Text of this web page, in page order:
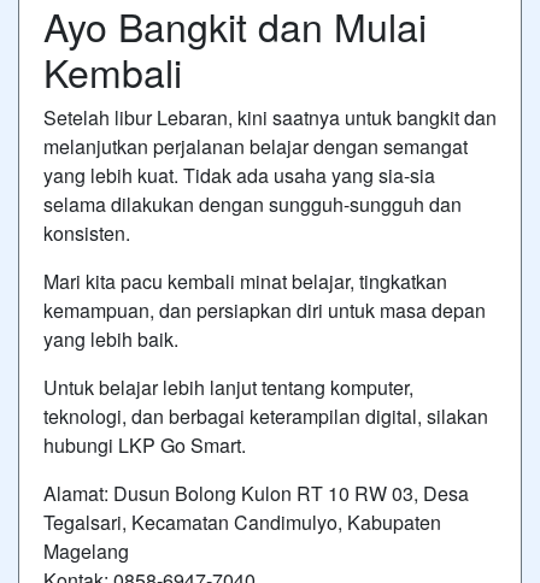
Ayo Bangkit dan Mulai
Kembali
Setelah libur Lebaran, kini saatnya untuk bangkit dan
melanjutkan perjalanan belajar dengan semangat
yang lebih kuat. Tidak ada usaha yang sia-sia
selama dilakukan dengan sungguh-sungguh dan
konsisten.
Mari kita pacu kembali minat belajar, tingkatkan
kemampuan, dan persiapkan diri untuk masa depan
yang lebih baik.
Untuk belajar lebih lanjut tentang komputer,
teknologi, dan berbagai keterampilan digital, silakan
hubungi LKP Go Smart.
Alamat: Dusun Bolong Kulon RT 10 RW 03, Desa
Tegalsari, Kecamatan Candimulyo, Kabupaten
Magelang